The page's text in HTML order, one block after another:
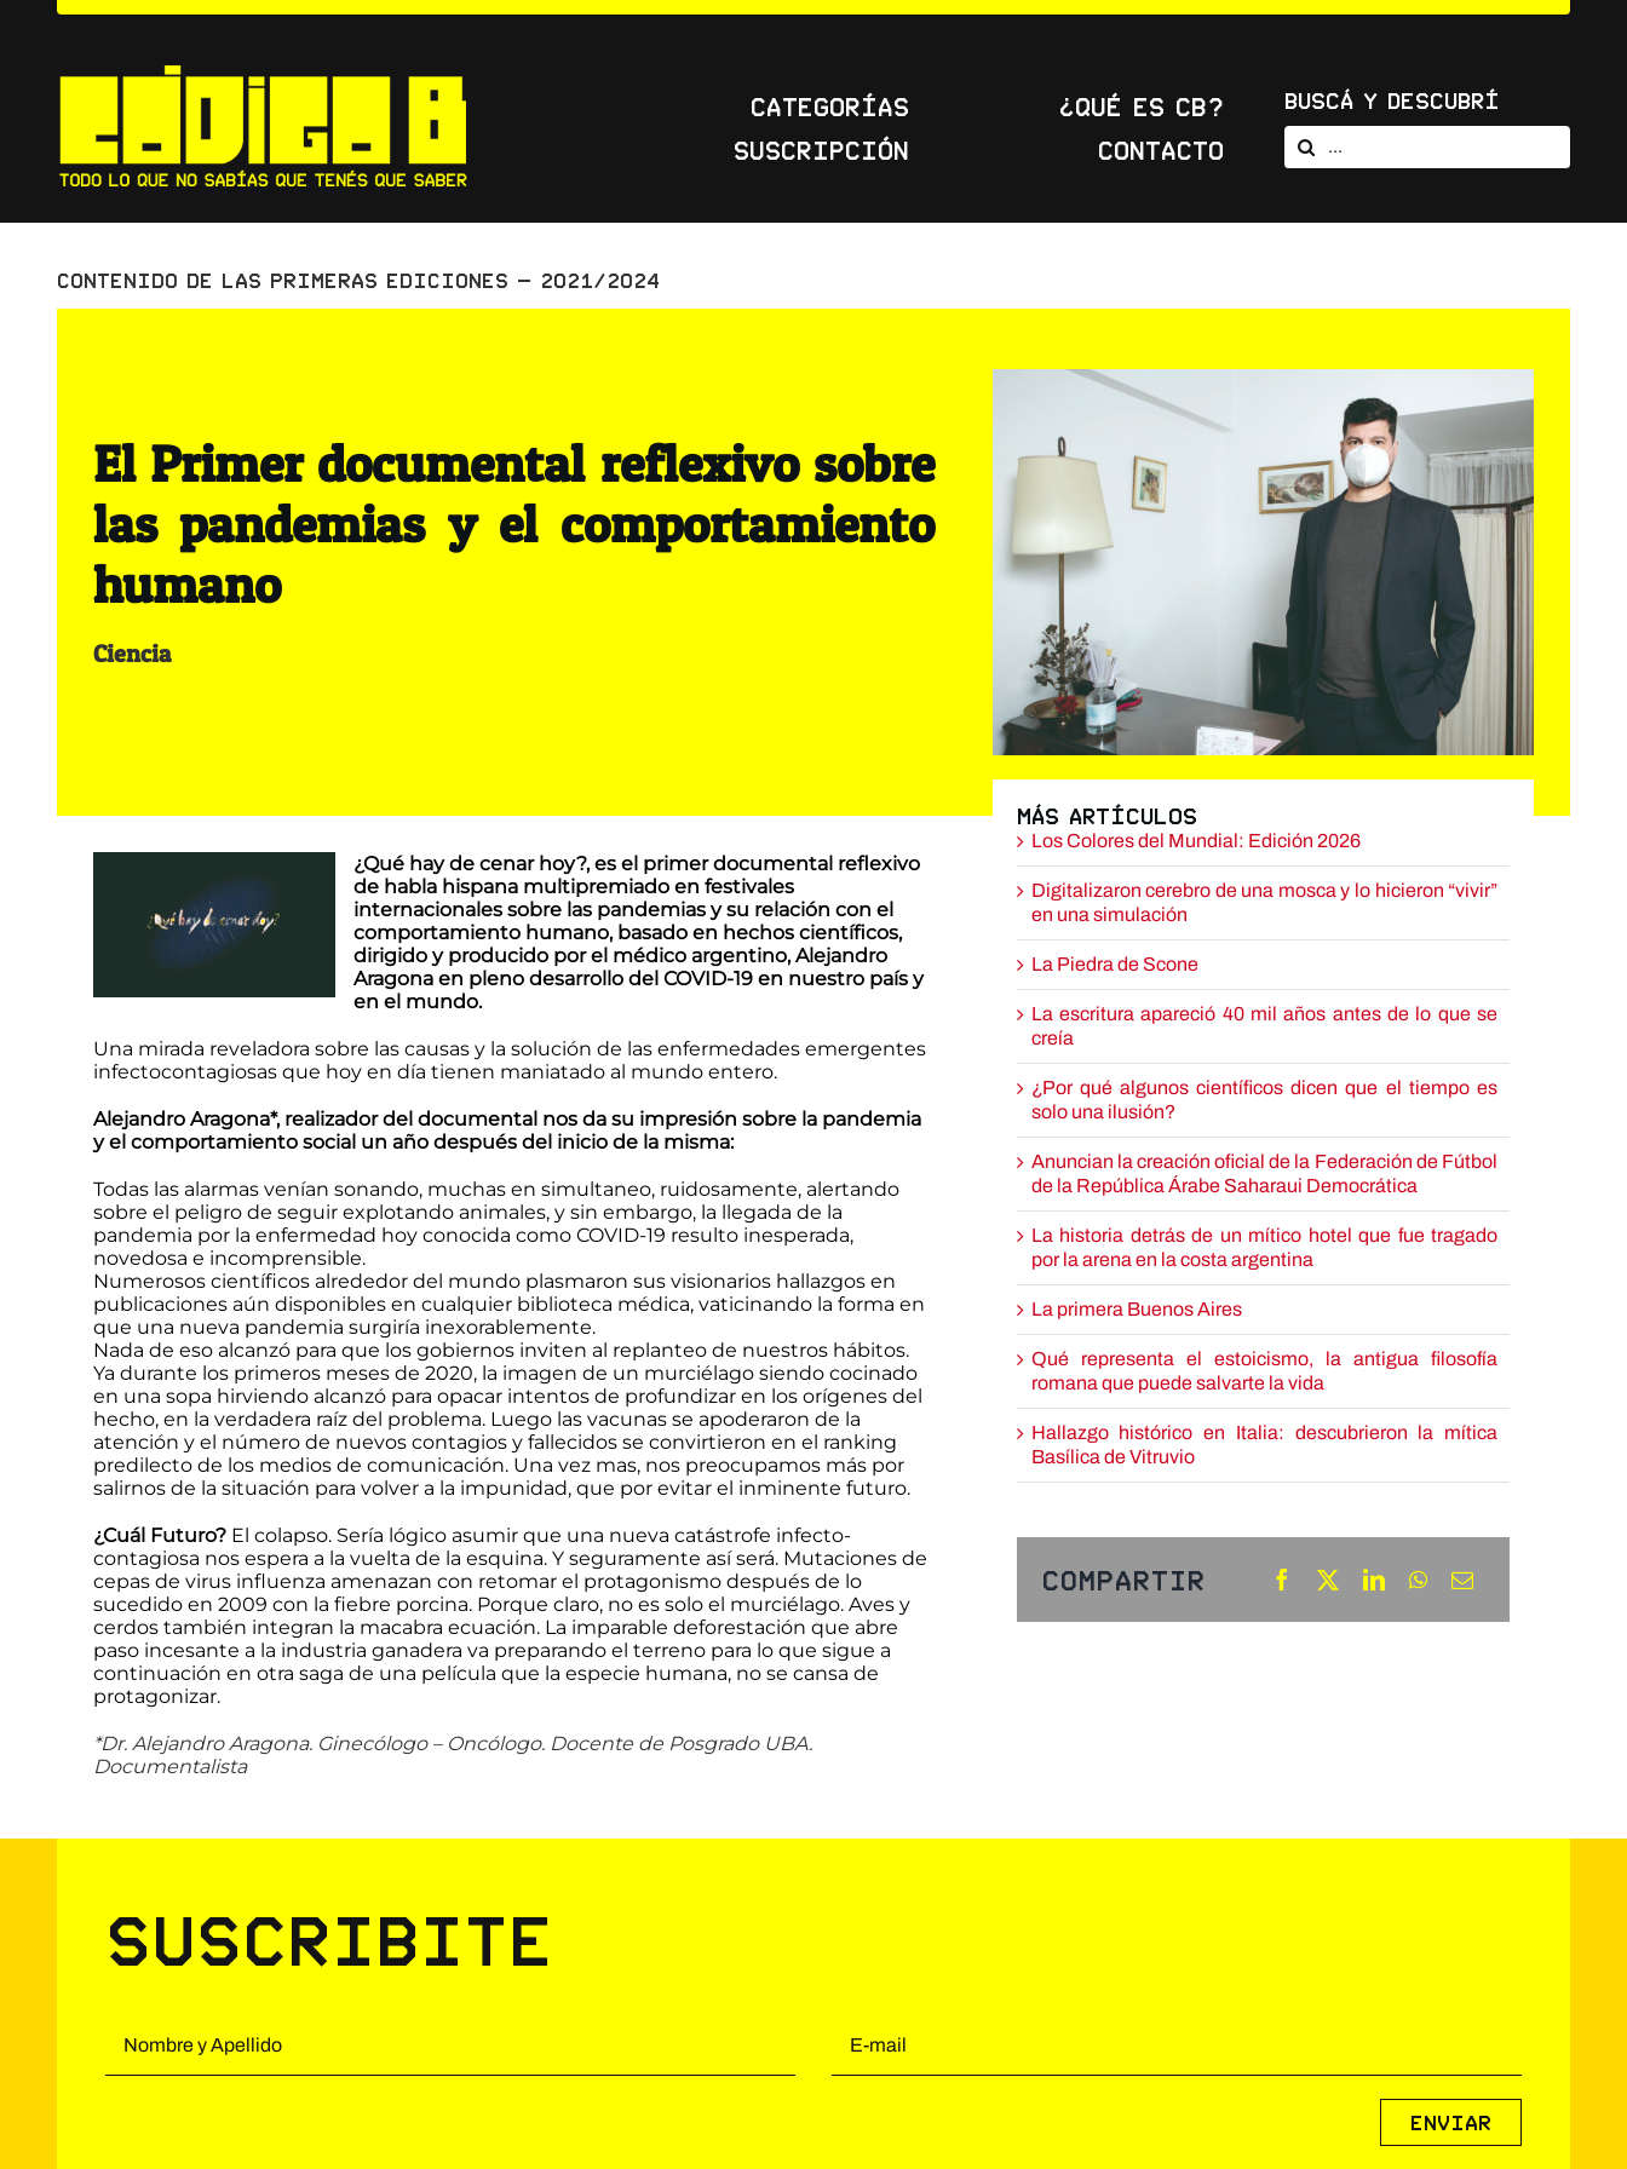
Categorías
Suscripción
¿Qué es CB?
Contacto
Buscá y Descubrí
Buscar:
Contenido de las primeras ediciones – 2021/2024
El Primer documental reflexivo sobre
las pandemias y el comportamiento
humano
Ciencia
¿Qué hay de cenar hoy?, es el primer documental reflexivo
de habla hispana multipremiado en festivales
internacionales sobre las pandemias y su relación con el
comportamiento humano, basado en hechos científicos,
dirigido y producido por el médico argentino, Alejandro
Aragona en pleno desarrollo del COVID-19 en nuestro país y
en el mundo.
Una mirada reveladora sobre las causas y la solución de las enfermedades emergentes
infectocontagiosas que hoy en día tienen maniatado al mundo entero.
Alejandro Aragona*, realizador del documental nos da su impresión sobre la pandemia
y el comportamiento social un año después del inicio de la misma:
Todas las alarmas venían sonando, muchas en simultaneo, ruidosamente, alertando
sobre el peligro de seguir explotando animales, y sin embargo, la llegada de la
pandemia por la enfermedad hoy conocida como COVID-19 resulto inesperada,
novedosa e incomprensible.
Numerosos científicos alrededor del mundo plasmaron sus visionarios hallazgos en
publicaciones aún disponibles en cualquier biblioteca médica, vaticinando la forma en
que una nueva pandemia surgiría inexorablemente.
Nada de eso alcanzó para que los gobiernos inviten al replanteo de nuestros hábitos.
Ya durante los primeros meses de 2020, la imagen de un murciélago siendo cocinado
en una sopa hirviendo alcanzó para opacar intentos de profundizar en los orígenes del
hecho, en la verdadera raíz del problema. Luego las vacunas se apoderaron de la
atención y el número de nuevos contagios y fallecidos se convirtieron en el ranking
predilecto de los medios de comunicación. Una vez mas, nos preocupamos más por
salirnos de la situación para volver a la impunidad, que por evitar el inminente futuro.
¿Cuál Futuro?El colapso. Sería lógico asumir que una nueva catástrofe infecto-
contagiosa nos espera a la vuelta de la esquina. Y seguramente así será. Mutaciones de
cepas de virus influenza amenazan con retomar el protagonismo después de lo
sucedido en 2009 con la fiebre porcina. Porque claro, no es solo el murciélago. Aves y
cerdos también integran la macabra ecuación. La imparable deforestación que abre
paso incesante a la industria ganadera va preparando el terreno para lo que sigue a
continuación en otra saga de una película que la especie humana, no se cansa de
protagonizar.
*Dr. Alejandro Aragona. Ginecólogo – Oncólogo. Docente de Posgrado UBA.
Documentalista
Más Artículos
Los Colores del Mundial: Edición 2026
Digitalizaron cerebro de una mosca y lo hicieron “vivir”
en una simulación
La Piedra de Scone
La escritura apareció 40 mil años antes de lo que se
creía
¿Por qué algunos científicos dicen que el tiempo es
solo una ilusión?
Anuncian la creación oficial de la Federación de Fútbol
de la República Árabe Saharaui Democrática
La historia detrás de un mítico hotel que fue tragado
por la arena en la costa argentina
La primera Buenos Aires
Qué representa el estoicismo, la antigua filosofía
romana que puede salvarte la vida
Hallazgo histórico en Italia: descubrieron la mítica
Basílica de Vitruvio
Compartir
Suscribite